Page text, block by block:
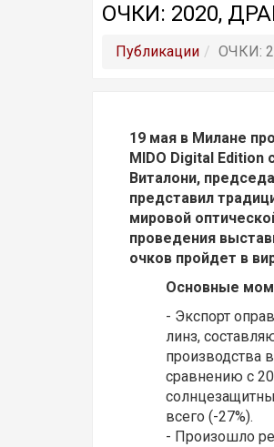
ОЧКИ: 2020,
Публикации ОЧКИ:
19 мая в Милане
MIDO Digital
Виталони,
представил
мировой
проведения
очков пройдет в
Основные
- Экспорт
линз,
производства
сравнению с
всего (-27%).
- Произошло